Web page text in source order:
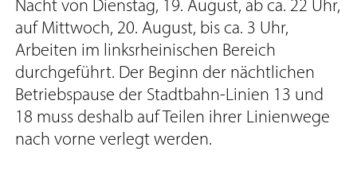
Nacht von Dienstag, 19. August, ab ca. 22 Uhr,
auf Mittwoch, 20. August, bis ca. 3 Uhr,
Arbeiten im linksrheinischen Bereich
durchgeführt. Der Beginn der nächtlichen
Betriebspause der Stadtbahn-Linien 13 und
18 muss deshalb auf Teilen ihrer Linienwege
nach vorne verlegt werden.